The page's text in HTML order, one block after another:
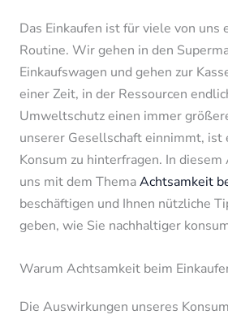
Das Einkaufen ist für viele von uns
Routine. Wir gehen in den
Einkaufswagen und gehen zur
einer Zeit, in der Ressourcen
Umweltschutz einen immer
unserer Gesellschaft einnimmt, ist
Konsum zu hinterfragen. In
uns mit dem ThemaAchtsamkeit
beschäftigen und Ihnen nützliche
geben, wie Sie nachhaltiger
Warum Achtsamkeit beim
Die Auswirkungen unseres